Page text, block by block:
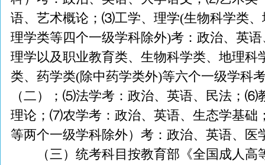
语、艺术概论；⑶工学、理学(生物科学类
理学类等四个一级学科除外)考：政治、英
理学以及职业教育类、生物科学类、地理科
类、药学类(除中药学类外)等六个一级学科
（二）；⑸法学考：政治、英语、民法；⑹
理论；⑺农学考：政治、英语、生态学基
等两个一级学科除外）考：政治、英语、医
（三）统考科目按教育部《全国成人高